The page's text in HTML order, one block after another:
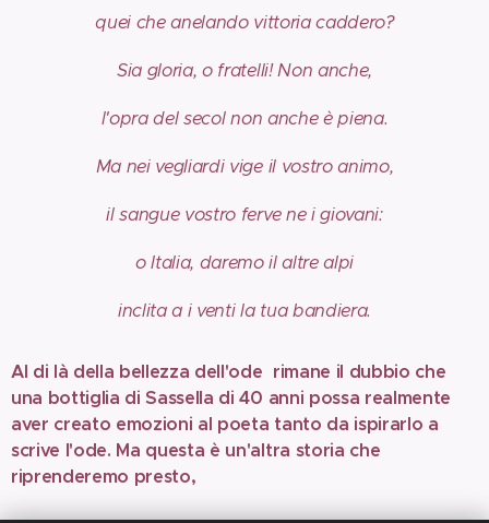
quei che anelando vittoria caddero?
Sia gloria, o fratelli! Non anche,
l'opra del secol non anche è piena.
Ma nei vegliardi vige il vostro animo,
il sangue vostro ferve ne i giovani:
o Italia, daremo il altre alpi
inclita a i venti la tua bandiera.
Al di là della bellezza dell'ode rimane il dubbio che
una bottiglia di Sassella di 40 anni possa realmente
aver creato emozioni al poeta tanto da ispirarlo a
scrive l'ode. Ma questa è un'altra storia che
riprenderemo presto,